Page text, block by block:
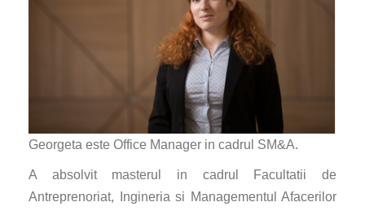
Georgeta este Office Manager in cadrul SM&A.
A absolvit masterul in cadrul Facultatii de
Antreprenoriat, Ingineria si Managementul Afacerilor